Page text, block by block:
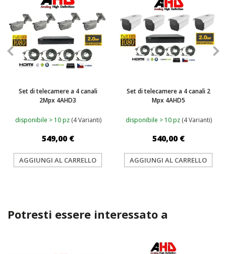
Set di telecamere a 4 canali
2Mpx 4AHD3
disponibile > 10 pz (4 Varianti)
549,00 €
AGGIUNGI AL CARRELLO
Set di telecamere a 4 canali 2
Mpx 4AHD5
disponibile > 10 pz (4 Varianti)
540,00 €
AGGIUNGI AL CARRELLO
Potresti essere interessato a